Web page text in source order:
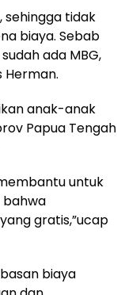
sehingga tidak
biaya. Sebab
ada MBG,
Herman.
anak-anak
Papua Tengah
untuk
bahwa
gratis,”ucap
biaya